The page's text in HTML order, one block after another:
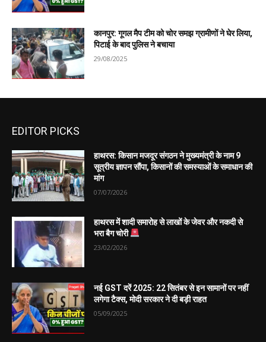
कानपुर: गूगल मैप टीम को चोर समझ ग्रामीणों ने घेर लिया,
पिटाई के बाद पुलिस ने बचाया
29/08/2025
EDITOR PICKS
हाथरस: किसान मजदूर संगठन ने मुख्यमंत्री के नाम 9
सूत्रीय ज्ञापन सौंपा, किसानों की समस्याओं के समाधान की
मांग
07/07/2026
हाथरस में शादी समारोह से लाखों के जेवर और नकदी से
भरा बैग चोरी
23/02/2026
नई GST दरें 2025: 22 सितंबर से इन सामानों पर नहीं
लगेगा टैक्स, मोदी सरकार ने दी बड़ी राहत
05/09/2025